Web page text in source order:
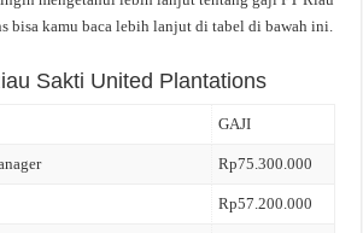
bisa kamu baca lebih lanjut di tabel di bawah ini.
Sakti United Plantations
GAJI
Rp75.300.000
Rp57.200.000